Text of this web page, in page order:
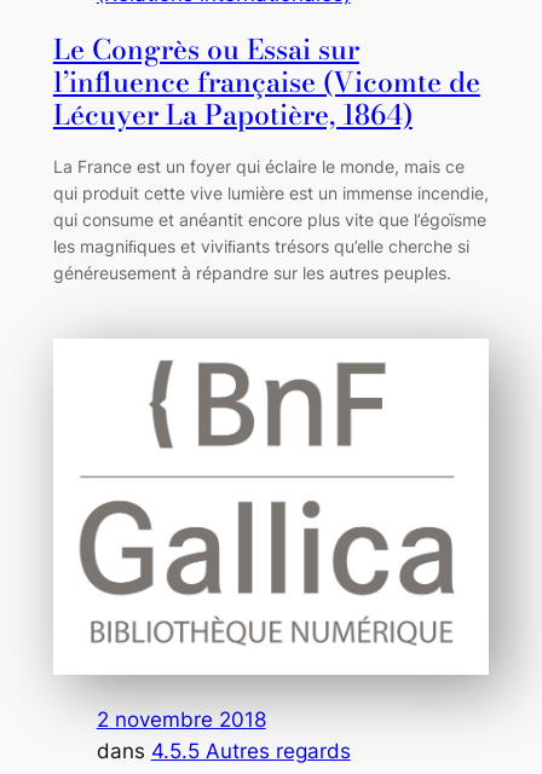
Le Congrès ou Essai sur
l’influence française (Vicomte de
Lécuyer La Papotière, 1864)
La France est un foyer qui éclaire le monde, mais ce
qui produit cette vive lumière est un immense incendie,
qui consume et anéantit encore plus vite que l’égoïsme
les magniﬁques et viviﬁants trésors qu’elle cherche si
généreusement à répandre sur les autres peuples.
2 novembre 2018
dans 4.5.5 Autres regards